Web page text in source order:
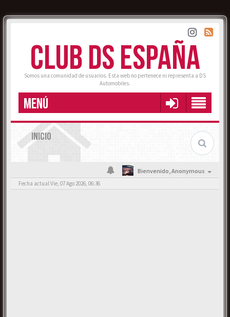
CLUB DS ESPAÑA
Somos una comunidad de usuarios. Esta web no pertenece ni representa a DS
Automobiles.
MENÚ
INICIO
Bienvenido,Anonymous
Fecha actual Vie, 07 Ago 2026, 06:36